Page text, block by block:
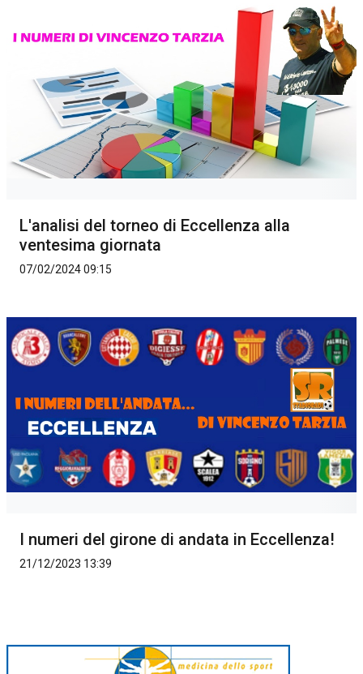
L'analisi del torneo di Eccellenza alla
ventesima giornata
07/02/2024 09:15
I numeri del girone di andata in Eccellenza!
21/12/2023 13:39